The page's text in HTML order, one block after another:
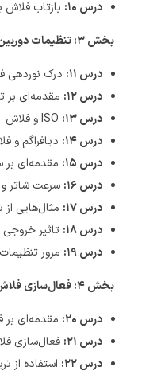
درس ۱۰:
بازتاب فلاش
بخش ۳: تنظیمات دوربین و فلاش
درس ۱۱:
درک نوردهی
درس ۱۲:
مقدمه‌ای بر
درس ۱۳:
درس ۱۴:
دیافراگم و
درس ۱۵:
مقدمه‌ای
درس ۱۶:
سرعت شاتر
درس ۱۷:
مثال‌هایی
درس ۱۸:
تاثیر
درس ۱۹:
مرور
بخش ۴: فعال‌سازی فلاش خارج از دوربین
درس ۲۰:
مقدمه‌ای بر
درس ۲۱:
فعال‌سازی
درس ۲۲:
استفاده از